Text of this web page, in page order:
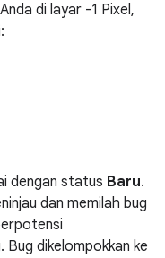
di layar -1 Pixel,
dengan status Baru.
dan memilah bug
dikelompokkan ke